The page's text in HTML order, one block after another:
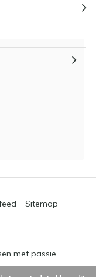
met passie
Sitemap